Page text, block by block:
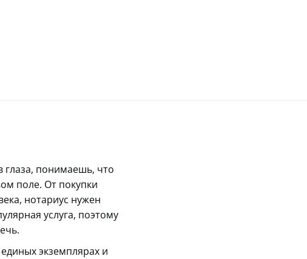
глаза, понимаешь, что
поле. От покупки
нотариус нужен
услуга, поэтому
экземплярах и